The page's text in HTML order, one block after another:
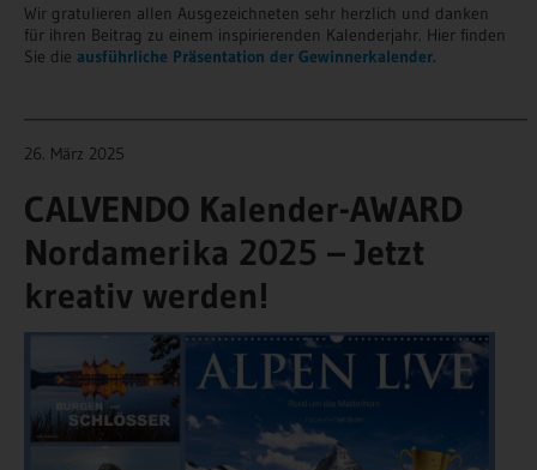
Wir gratulieren allen Ausgezeichneten sehr herzlich und danken
für ihren Beitrag zu einem inspirierenden Kalenderjahr. Hier finden
Sie die ausführliche Präsentation der Gewinnerkalender.
26. März 2025
CALVENDO Kalender-AWARD
Nordamerika 2025 – Jetzt
kreativ werden!